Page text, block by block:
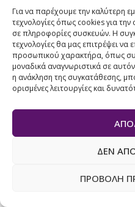
Για να παρέχουμε την καλύτερη
τεχνολογίες όπως cookies για
σε πληροφορίες συσκευών. Η
τεχνολογίες θα μας επιτρέψει
προσωπικού χαρακτήρα, όπως
μοναδικά αναγνωριστικά σε
η ανάκληση της συγκατάθεσης,
ορισμένες λειτουργίες και
ΔΕΝ
ΠΡΟΒΟΛΉ
services advertising. NP: AIP
INSTAGRAM SOCIAL MEDIA
28 ΙΟΥΛΊΟΥ,